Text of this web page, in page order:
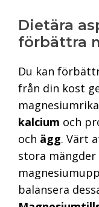
Dietära
förbättra
Du kan
från din kost
kalcium och
och ägg. Värt
stora
balansera